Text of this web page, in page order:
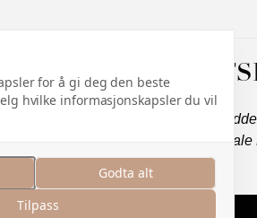
PÅ VÅRT
nyhetsbrev med inspirasjon,
i nyheter. Med nye kolleksjoner fra
på det siste.
for å gi deg den beste
hvilke informasjonskapsler du vil
Godta alt
Tilpass